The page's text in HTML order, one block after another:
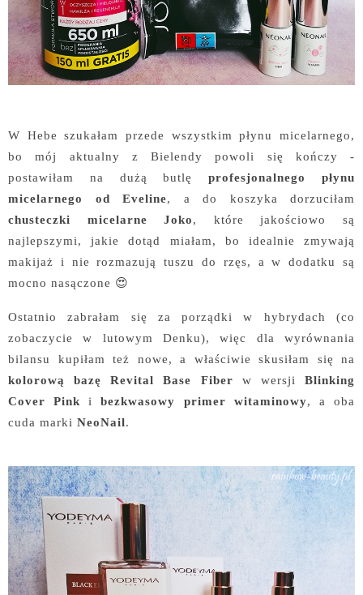
W Hebe szukałam przede wszystkim płynu micelarnego,
bo mój aktualny z Bielendy powoli się kończy -
postawiłam na dużą butlęprofesjonalnego płynu
micelarnego od Eveline, a do koszyka dorzuciłam
chusteczki micelarne Joko, które jakościowo są
najlepszymi, jakie dotąd miałam, bo idealnie zmywają
makijaż i nie rozmazują tuszu do rzęs, a w dodatku są
mocno nasączone 😍
Ostatnio zabrałam się za porządki w hybrydach (co
zobaczycie w lutowym Denku), więc dla wyrównania
bilansu kupiłam też nowe, a właściwie skusiłam się na
kolorową bazę Revital Base Fiber w wersjiBlinking
Cover Pink ibezkwasowy primer witaminowy, a oba
cuda marki NeoNail.